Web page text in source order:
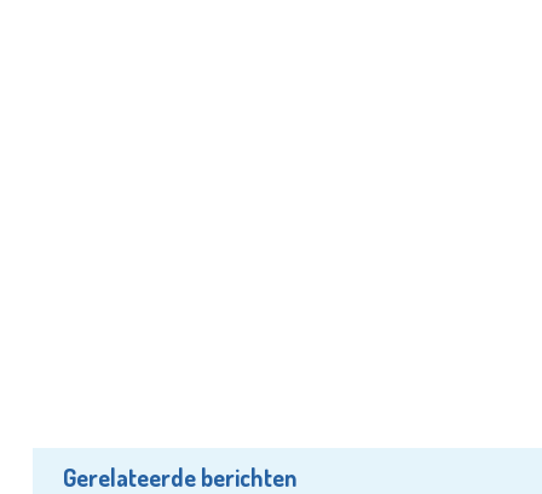
Gerelateerde berichten